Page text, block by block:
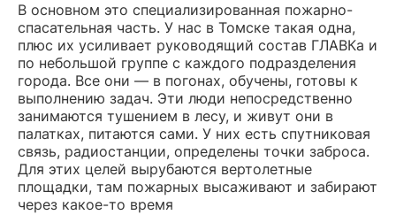
В основном это специализированная пожарно-
спасательная часть. У нас в Томске такая одна,
плюс их усиливает руководящий состав ГЛАВКа и
по небольшой группе с каждого подразделения
города. Все они — в погонах, обучены, готовы к
выполнению задач. Эти люди непосредственно
занимаются тушением в лесу, и живут они в
палатках, питаются сами. У них есть спутниковая
связь, радиостанции, определены точки заброса.
Для этих целей вырубаются вертолетные
площадки, там пожарных высаживают и забирают
через какое-то время